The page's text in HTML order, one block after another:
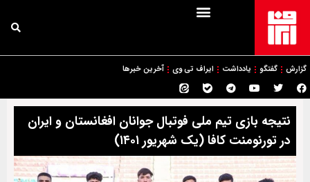
گزارش گفتگو یادداشت ایراف تی وی آخرین خبرها
نتیجه بازی تیم ملی فوتبال جوانان افغانستان و ایران
در تورنومنت کافا (یک شهریور ۱۴۰۱)